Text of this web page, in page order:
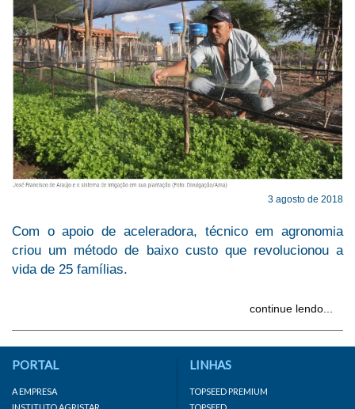
3 agosto de 2018
Com o apoio de aceleradora, técnico em agronomia
criou um método de baixo custo que revolucionou a
vida de 25 famílias.
continue lendo...
PORTAL
A EMPRESA
LINHAS
TOPSEED PREMIUM